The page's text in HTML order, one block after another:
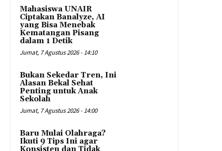
Mahasiswa UNAIR
Ciptakan Banalyze, AI
yang Bisa Menebak
Kematangan Pisang
dalam 1 Detik
Jumat, 7 Agustus 2026 - 14:10
Bukan Sekedar Tren, Ini
Alasan Bekal Sehat
Penting untuk Anak
Sekolah
Jumat, 7 Agustus 2026 - 14:00
Baru Mulai Olahraga?
Ikuti 9 Tips Ini agar
Konsisten dan Tidak